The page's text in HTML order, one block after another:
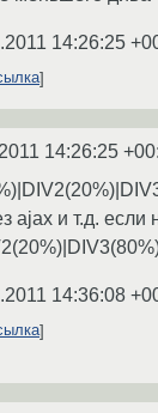
14:26:25
14:26:25
ajax и т.д.
14:36:08